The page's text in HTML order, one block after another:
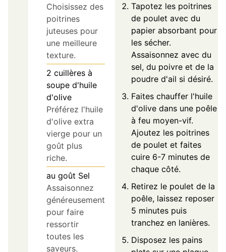
Choisissez des
poitrines
juteuses pour
une meilleure
texture.
2 cuillères à
soupe d'huile
d'olive
Préférez l'huile
d'olive extra
vierge pour un
goût plus
riche.
au goût Sel
Assaisonnez
généreusement
pour faire
ressortir
toutes les
saveurs.
Tapotez les poitrines
de poulet avec du
papier absorbant pour
les sécher.
Assaisonnez avec du
sel, du poivre et de la
poudre d'ail si désiré.
Faites chauffer l'huile
d'olive dans une poêle
à feu moyen-vif.
Ajoutez les poitrines
de poulet et faites
cuire 6-7 minutes de
chaque côté.
Retirez le poulet de la
poêle, laissez reposer
5 minutes puis
tranchez en lanières.
Disposez les pains